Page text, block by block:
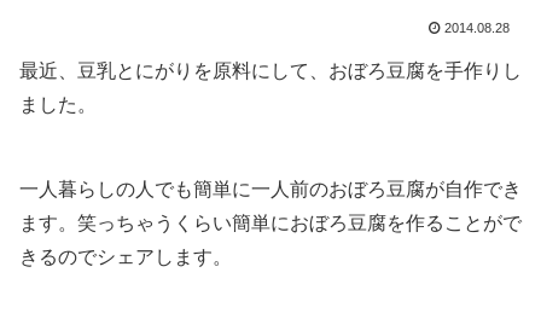
2014.08.28
最近、豆乳とにがりを原料にして、おぼろ豆腐を手作りし
ました。
一人暮らしの人でも簡単に一人前のおぼろ豆腐が自作でき
ます。笑っちゃうくらい簡単におぼろ豆腐を作ることがで
きるのでシェアします。